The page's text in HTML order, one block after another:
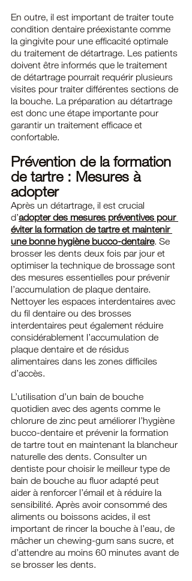
En outre, il est important de traiter toute
condition dentaire préexistante comme
la gingivite pour une efficacité optimale
du traitement de détartrage. Les patients
doivent être informés que le traitement
de détartrage pourrait requérir plusieurs
visites pour traiter différentes sections de
la bouche. La préparation au détartrage
est donc une étape importante pour
garantir un traitement efficace et
confortable.
Prévention de la formation
de tartre : Mesures à
adopter
Après un détartrage, il est crucial
d’adopter des mesures préventives pour
éviter la formation de tartre et maintenir
une bonne hygiène bucco-dentaire. Se
brosser les dents deux fois par jour et
optimiser la technique de brossage sont
des mesures essentielles pour prévenir
l’accumulation de plaque dentaire.
Nettoyer les espaces interdentaires avec
du fil dentaire ou des brosses
interdentaires peut également réduire
considérablement l’accumulation de
plaque dentaire et de résidus
alimentaires dans les zones difficiles
d’accès.
L’utilisation d’un bain de bouche
quotidien avec des agents comme le
chlorure de zinc peut améliorer l’hygiène
bucco-dentaire et prévenir la formation
de tartre tout en maintenant la blancheur
naturelle des dents. Consulter un
dentiste pour choisir le meilleur type de
bain de bouche au fluor adapté peut
aider à renforcer l’émail et à réduire la
sensibilité. Après avoir consommé des
aliments ou boissons acides, il est
important de rincer la bouche à l’eau, de
mâcher un chewing-gum sans sucre, et
d’attendre au moins 60 minutes avant de
se brosser les dents.